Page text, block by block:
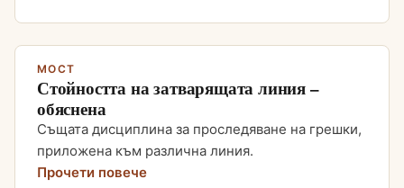
МОСТ
Стойността на затварящата линия –
обяснена
Същата дисциплина за проследяване на грешки,
приложена към различна линия.
Прочети повече